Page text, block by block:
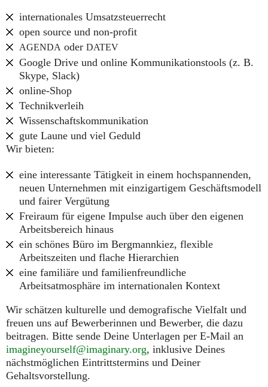
internationales Umsatzsteuerrecht
open source und non-profit
AGENDA oder DATEV
Google Drive und online Kommunikationstools (z. B.
Skype, Slack)
online-Shop
Technikverleih
Wissenschaftskommunikation
gute Laune und viel Geduld
Wir bieten:
eine interessante Tätigkeit in einem hochspannenden,
neuen Unternehmen mit einzigartigem Geschäftsmodell
und fairer Vergütung
Freiraum für eigene Impulse auch über den eigenen
Arbeitsbereich hinaus
ein schönes Büro im Bergmannkiez, flexible
Arbeitszeiten und flache Hierarchien
eine familiäre und familienfreundliche
Arbeitsatmosphäre im internationalen Kontext
Wir schätzen kulturelle und demografische Vielfalt und
freuen uns auf Bewerberinnen und Bewerber, die dazu
beitragen. Bitte sende Deine Unterlagen per E-Mail an
imagineyourself@imaginary.org, inklusive Deines
nächstmöglichen Eintrittstermins und Deiner
Gehaltsvorstellung.